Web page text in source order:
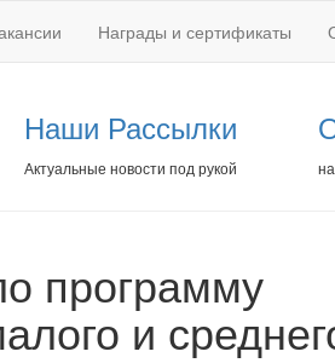
Награды и сертификаты
Наши Рассылки
Актуальные новости под рукой
программу
и